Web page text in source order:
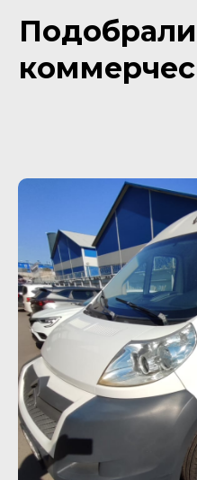
ДОП. УСЛУГИ
Вакансии
Обратная связь
Онлайн оплата
Прайс-лист
Проверка истории автомобиля
Автокредит
Лизинг транспорта
ОСАГО | КАСКО
Импорт автомобилей